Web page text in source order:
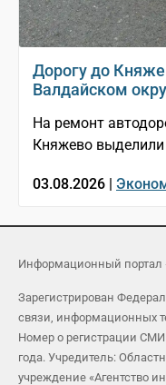
Дорогу до
Валдайском
На ремонт
Княжево
03.08.2026 |
Информационный портал
Зарегистрирован
связи, информационных
Номер о регистрации
года. Учредитель:
учреждение «Агентство